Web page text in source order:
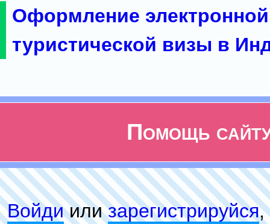
Оформление электронной
туристической визы в
Помощь
Войдиилизарeгиcтpируйся,